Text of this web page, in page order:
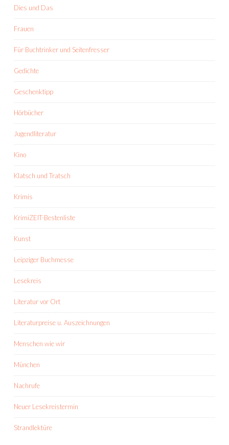
Dies und Das
Frauen
Für Buchtrinker und Seitenfresser
Gedichte
Geschenktipp
Hörbücher
Jugendliteratur
Kino
Klatsch und Tratsch
Krimis
KrimiZEIT-Bestenliste
Kunst
Leipziger Buchmesse
Lesekreis
Literatur vor Ort
Literaturpreise u. Auszeichnungen
Menschen wie wir
München
Nachrufe
Neuer Lesekreistermin
Strandlektüre